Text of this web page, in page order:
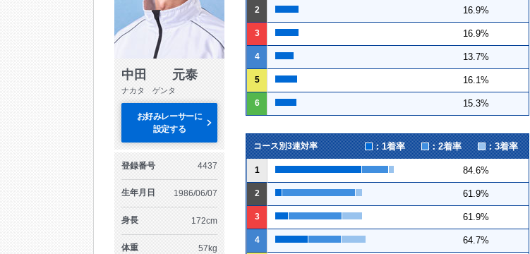
中田 元泰
ナカタ ゲンタ
お好みレーサーに
設定する
登録番号 4437
生年月日 1986/06/07
身長 172cm
体重 57kg
2 16.9%
3 16.9%
4 13.7%
5 16.1%
6 15.3%
コース別3連対率 ：1着率 ：2着率 ：3着率
1 84.6%
2 61.9%
3 61.9%
4 64.7%